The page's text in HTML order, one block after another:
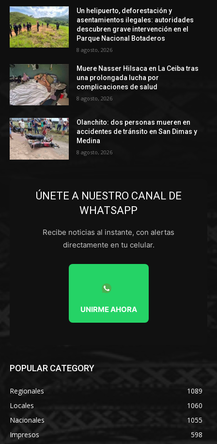
Un helipuerto, deforestación y
asentamientos ilegales: autoridades
descubren grave intervención en el
Parque Nacional Botaderos
8 agosto, 2026
Muere Nasser Hilsaca en La Ceiba tras
una prolongada lucha por
complicaciones de salud
8 agosto, 2026
Olanchito: dos personas mueren en
accidentes de tránsito en San Dimas y
Medina
8 agosto, 2026
ÚNETE A NUESTRO CANAL DE
WHATSAPP
Recibe noticias al instante, con alertas
directamente en tu celular.
UNIRME AHORA
POPULAR CATEGORY
Regionales
1089
Locales
1060
Nacionales
1055
Impresos
598